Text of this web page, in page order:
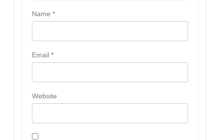
Name *
Email *
Website